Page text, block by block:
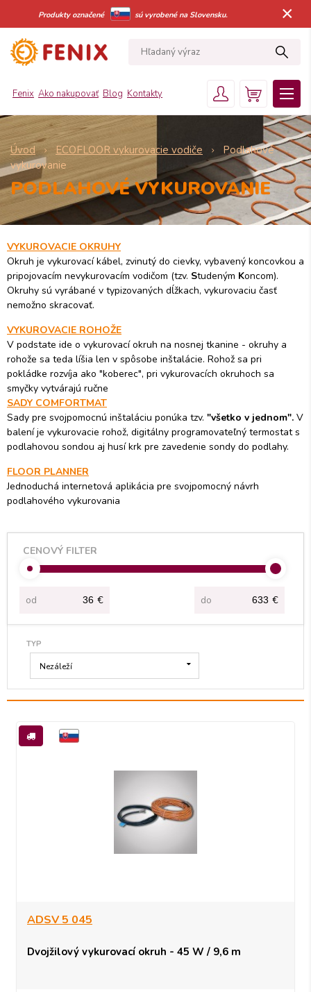
Produkty označené sú vyrobené na Slovensku. ×
Fenix Ako nakupovať Blog Kontakty
Úvod ECOFLOOR vykurovacie vodiče
Podlahové
vykurovanie
PODLAHOVÉ VYKUROVANIE
VYKUROVACIE OKRUHY
Okruh je vykurovací kábel, zvinutý do cievky, vybavený koncovkou a
pripojovacím nevykurovacím vodičom (tzv. Studeným Koncom).
Okruhy sú vyrábané v typizovaných dĺžkach, vykurovaciu časť
nemožno skracovať.
VYKUROVACIE ROHOŽE
V podstate ide o vykurovací okruh na nosnej tkanine - okruhy a
rohože sa teda líšia len v spôsobe inštalácie. Rohož sa pri
pokládke rozvíja ako "koberec", pri vykurovacích okruhoch sa
smyčky vytvárajú ručne
SADY COMFORTMAT
Sady pre svojpomocnú inštaláciu ponúka tzv. "všetko v jednom". V
balení je vykurovacie rohož, digitálny programovateľný termostat s
podlahovou sondou aj husí krk pre zavedenie sondy do podlahy.
FLOOR PLANNER
Jednoduchá internetová aplikácia pre svojpomocný návrh
podlahového vykurovania
CENOVÝ FILTER
od € do €
TYP
Nezáleží
ADSV 5 045
Dvojžilový vykurovací okruh - 45 W / 9,6 m